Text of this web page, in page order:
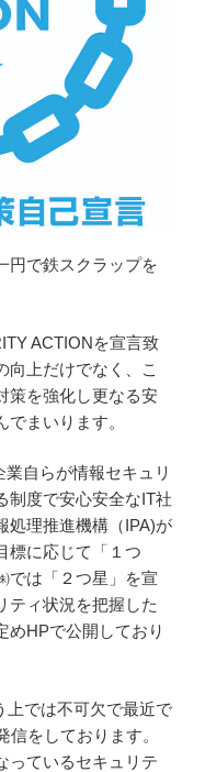
円で鉄スクラップを
ACTIONを宣言致
向上だけでなく、こ
策を強化し更なる安
まいります。
自らが情報セキュリ
制度で安心安全なIT社
処理推進機構（IPA)が
標に応じて「１つ
では「２つ星」を宣
ティ状況を把握した
めHPで公開しており
上では不可欠で最近で
をしております。
っているセキュリテ